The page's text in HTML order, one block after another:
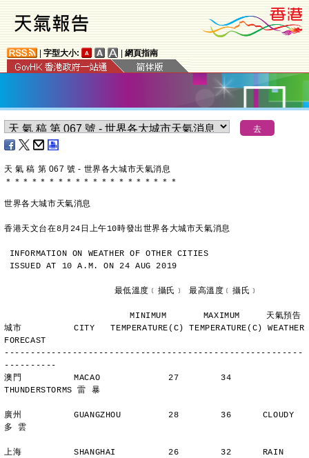
字型大小: 網頁指南
天 氣 稿 第 067 號 - 世界各大城市天氣消息
＊ ＊ ＊ ＊ ＊ ＊ ＊ ＊ ＊ ＊ ＊ ＊ ＊ ＊ ＊ ＊ ＊ ＊ ＊ ＊
世界各大城市天氣消息
香港天文台在8月24日上午10時發出世界各大城市天氣消息
INFORMATION ON WEATHER OF OTHER CITIES
ISSUED AT 10 A.M. ON 24 AUG 2019
                     最低溫度﹝攝氏﹞ 最高溫度﹝攝氏﹞
                        MINIMUM       MAXIMUM     天氣預告
城市          CITY   TEMPERATURE(C) TEMPERATURE(C) WEATHER
FORECAST
---------------------------------------------------------
----------
澳門          MACAO             27        34
THUNDERSTORMS 雷 暴
廣州          GUANGZHOU         28        36      CLOUDY
多 雲
上海          SHANGHAI          26        32      RAIN